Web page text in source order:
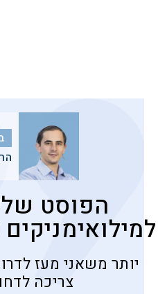
הפוסט
יותר משאני מעז
צריכה